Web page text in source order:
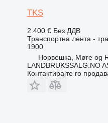
TKS
2.400 € Без ДДВ
Транспортна лента -
1900
Норвешка, Møre og
LANDBRUKSSALG.NO
Контактирајте го